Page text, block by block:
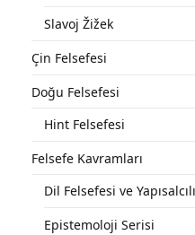
Slavoj Žižek
Çin Felsefesi
Doğu Felsefesi
Hint Felsefesi
Felsefe Kavramları
Dil Felsefesi ve
Epistemoloji Serisi